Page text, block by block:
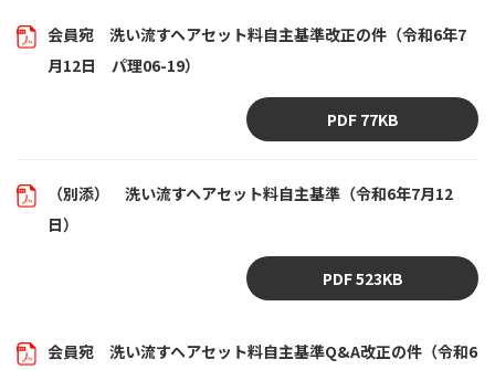
会員宛 洗い流すヘアセット料自主基準改正の件（令和6年7
月12日 パ理06-19）
PDF 77KB
（別添） 洗い流すヘアセット料自主基準（令和6年7月12
日）
PDF 523KB
会員宛 洗い流すヘアセット料自主基準Q&A改正の件（令和6